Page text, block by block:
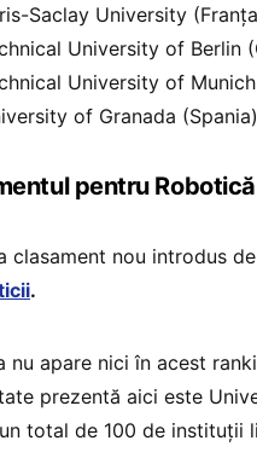
Saclay University
University of Berlin
University of
of Granada
pentru Robotică
clasament nou introdus
.
nu apare nici în acest
prezentă aici este
total de 100 de instituții